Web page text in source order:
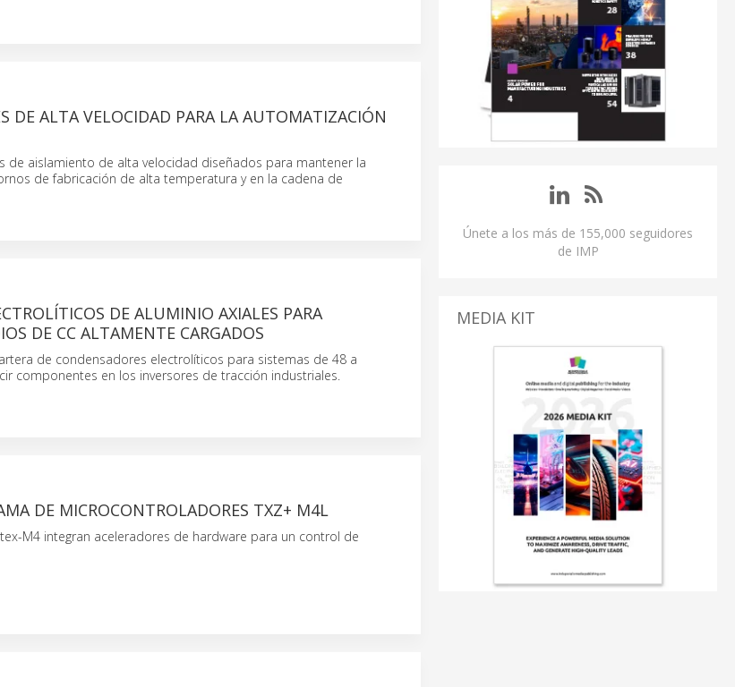
DE ALTA VELOCIDAD PARA LA AUTOMATIZACIÓN
de aislamiento de alta velocidad diseñados para mantener la
de fabricación de alta temperatura y en la cadena de
DE ALUMINIO AXIALES PARA
DE CC ALTAMENTE CARGADOS
de condensadores electrolíticos para sistemas de 48 a
componentes en los inversores de tracción industriales.
DE MICROCONTROLADORES TXZ+ M4L
M4 integran aceleradores de hardware para un control de
Únete a los más de 155,000 seguidores
de IMP
MEDIA KIT